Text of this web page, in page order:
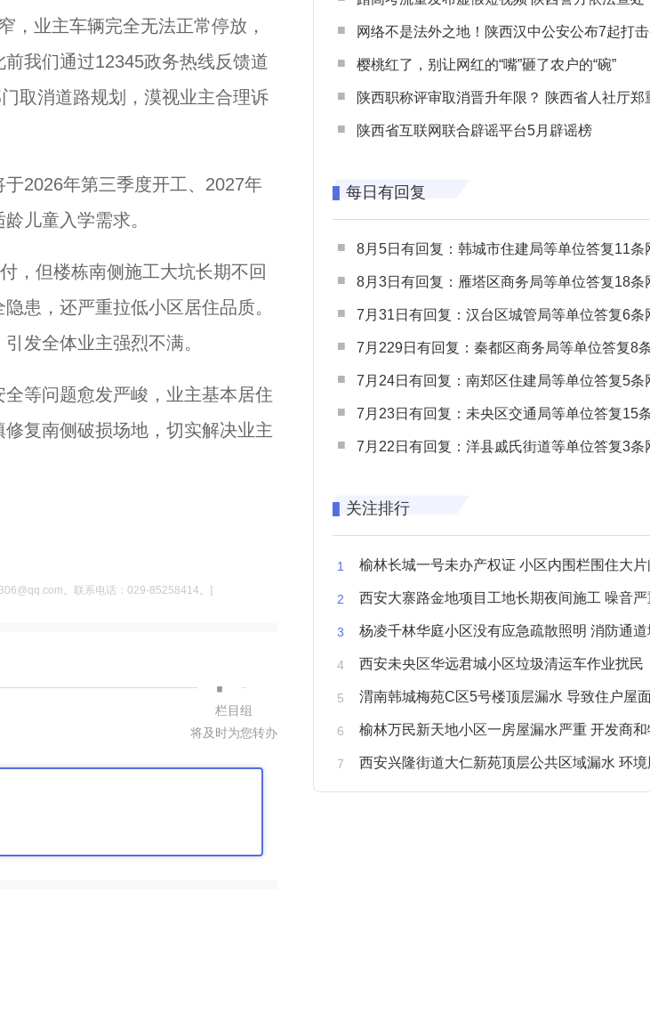
，业主车辆完全无法正常停放，
我们通过12345政务热线反馈道
取消道路规划，漠视业主合理诉
2026年第三季度开工、2027年
儿童入学需求。
，但楼栋南侧施工大坑长期不回
患，还严重拉低小区居住品质。
发全体业主强烈不满。
等问题愈发严峻，业主基本居住
复南侧破损场地，切实解决业主
。联系电话：029-85258414。]
·
栏目组
将及时为您转办
网络不是法外之地！陕西汉中公安公布7起打击整治网谣网暴典型
樱桃红了，别让网红的“嘴”砸了农户的“碗”
陕西职称评审取消晋升年限？ 陕西省人社厅郑重声明 谨防职称评审不实言
陕西省互联网联合辟谣平台5月辟谣榜
每日有回复
8月5日有回复：韩城市住建局等单位答复11条网民
8月3日有回复：雁塔区商务局等单位答复18条网民
7月31日有回复：汉台区城管局等单位答复6条网民
7月229日有回复：秦都区商务局等单位答复8条网民
7月24日有回复：南郑区住建局等单位答复5条网民
7月23日有回复：未央区交通局等单位答复15条网民
7月22日有回复：洋县戚氏街道等单位答复3条网民
关注排行
榆林长城一号未办产权证 小区内围栏围住大片闲置
西安大寨路金地项目工地长期夜间施工 噪音严重
杨凌千林华庭小区没有应急疏散照明 消防通
西安未央区华远君城小区垃圾清运车作业扰民
渭南韩城梅苑C区5号楼顶层漏水 导致住户屋面被
榆林万民新天地小区一房屋漏水严重 开发商和物业不予
西安兴隆街道大仁新苑顶层公共区域漏水 环